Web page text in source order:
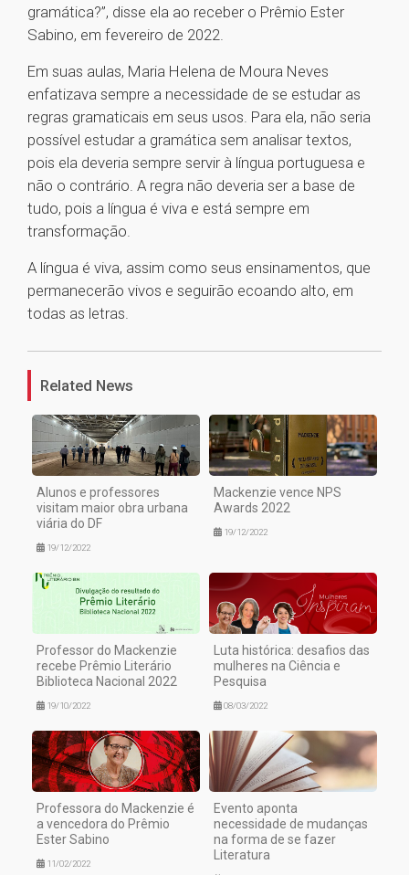
gramática?”, disse ela ao receber o Prêmio Ester
Sabino, em fevereiro de 2022.
Em suas aulas, Maria Helena de Moura Neves
enfatizava sempre a necessidade de se estudar as
regras gramaticais em seus usos. Para ela, não seria
possível estudar a gramática sem analisar textos,
pois ela deveria sempre servir à língua portuguesa e
não o contrário. A regra não deveria ser a base de
tudo, pois a língua é viva e está sempre em
transformação.
A língua é viva, assim como seus ensinamentos, que
permanecerão vivos e seguirão ecoando alto, em
todas as letras.
Related News
Alunos e professores
visitam maior obra urbana
viária do DF
19/12/2022
Mackenzie vence NPS
Awards 2022
19/12/2022
Professor do Mackenzie
recebe Prêmio Literário
Biblioteca Nacional 2022
19/10/2022
Luta histórica: desafios das
mulheres na Ciência e
Pesquisa
08/03/2022
Professora do Mackenzie é
a vencedora do Prêmio
Ester Sabino
11/02/2022
Evento aponta
necessidade de mudanças
na forma de se fazer
Literatura